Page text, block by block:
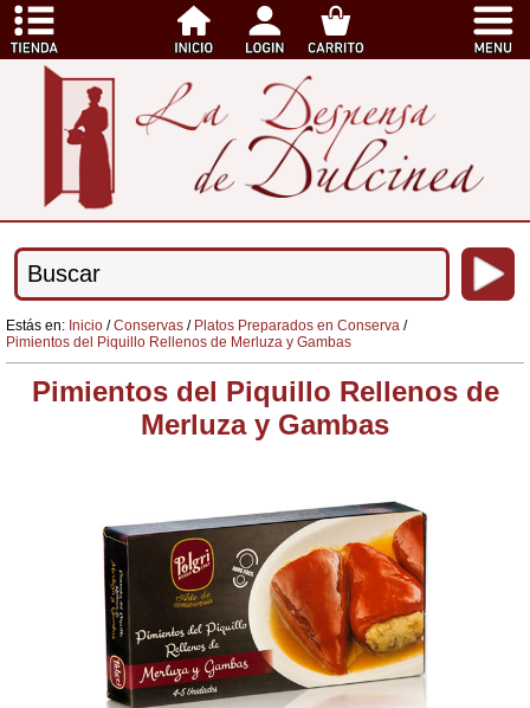
Estás en: Inicio /Conservas / Platos Preparados en Conserva /
Pimientos del Piquillo Rellenos de Merluza y Gambas
Pimientos del Piquillo Rellenos de
Merluza y Gambas